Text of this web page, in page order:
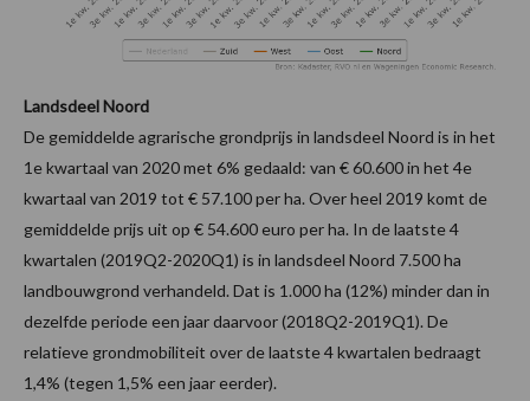
Landsdeel Noord
De gemiddelde agrarische grondprijs in landsdeel Noord is in het
1e kwartaal van 2020 met 6% gedaald: van € 60.600 in het 4e
kwartaal van 2019 tot € 57.100 per ha. Over heel 2019 komt de
gemiddelde prijs uit op € 54.600 euro per ha. In de laatste 4
kwartalen (2019Q2-2020Q1) is in landsdeel Noord 7.500 ha
landbouwgrond verhandeld. Dat is 1.000 ha (12%) minder dan in
dezelfde periode een jaar daarvoor (2018Q2-2019Q1). De
relatieve grondmobiliteit over de laatste 4 kwartalen bedraagt
1,4% (tegen 1,5% een jaar eerder).